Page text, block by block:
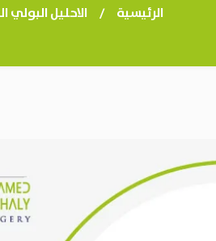
الرئيسية / الاحليل البولي